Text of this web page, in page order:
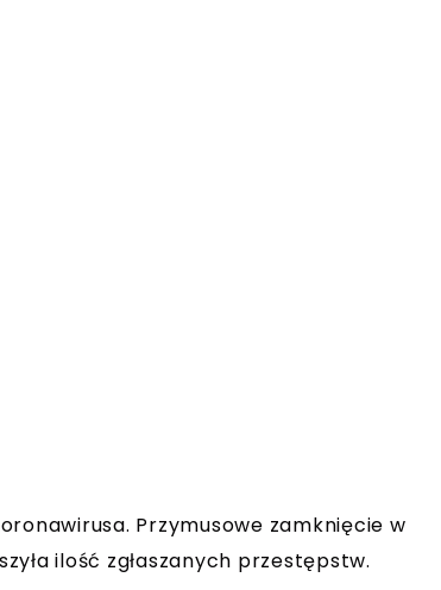
Przymusowe zamknięcie w
ilość zgłaszanych przestępstw.